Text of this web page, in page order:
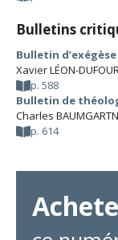
Bulletins
Bulletin
Xavier LÉON-
p. 588
Bulletin de
Charles
p. 614